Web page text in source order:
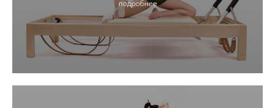
подробнее